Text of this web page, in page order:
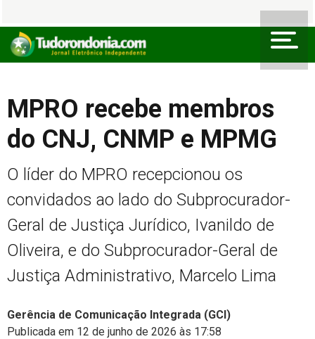
MPRO recebe membros
do CNJ, CNMP e MPMG
O líder do MPRO recepcionou os
convidados ao lado do Subprocurador-
Geral de Justiça Jurídico, Ivanildo de
Oliveira, e do Subprocurador-Geral de
Justiça Administrativo, Marcelo Lima
Gerência de Comunicação Integrada (GCI)
Publicada em 12 de junho de 2026 às 17:58